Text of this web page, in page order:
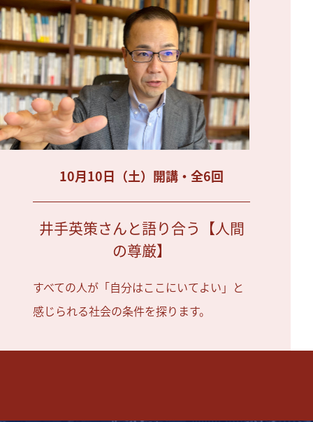
10月10日（土）開講・全6回
井手英策さんと語り合う【人間
の尊厳】
すべての人が「自分はここにいてよい」と
感じられる社会の条件を探ります。